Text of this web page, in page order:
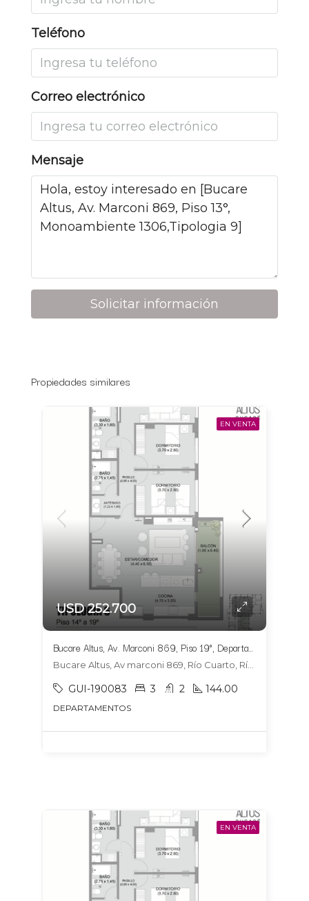
Teléfono
Correo electrónico
Mensaje
Solicitar información
Propiedades similares
EN VENTA
USD 252.700
Bucare Altus, Av. Marconi 869, Piso 19°, Departamento 1904, Tipologia 6
Bucare Altus, Av marconi 869, Río Cuarto, Río Cuarto
GUI-190083 3 2 144.00
DEPARTAMENTOS
EN VENTA